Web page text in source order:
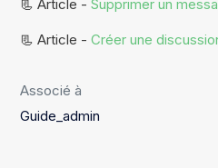
📃 Article -Supprimer un
📃 Article -Créer une
Associé à
Guide_admin